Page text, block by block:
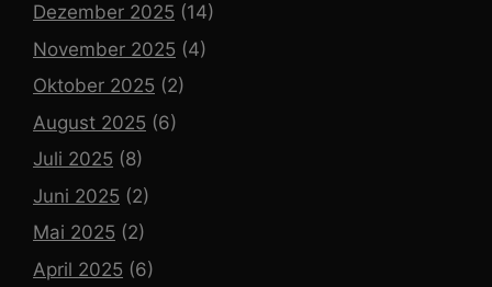
Dezember 2025 (14)
November 2025 (4)
Oktober 2025 (2)
August 2025 (6)
Juli 2025 (8)
Juni 2025 (2)
Mai 2025 (2)
April 2025 (6)